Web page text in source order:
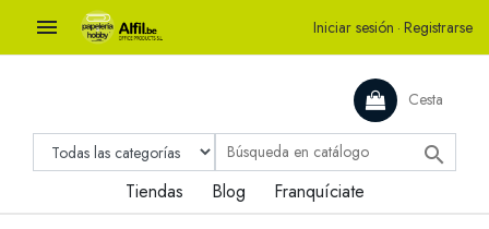
 Iniciar sesión · Registrarse
Cesta

Tiendas Blog Franquíciate